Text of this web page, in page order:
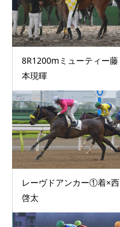
8R1200mミューティー藤
本現暉
レーヴドアンカー①着×西
啓太